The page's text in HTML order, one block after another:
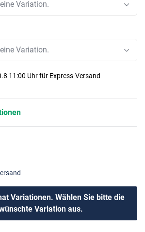
Variation.
Variation.
11:00 Uhrfür Express-Versand
Variationen. Wählen Sie bitte die
Variation aus.